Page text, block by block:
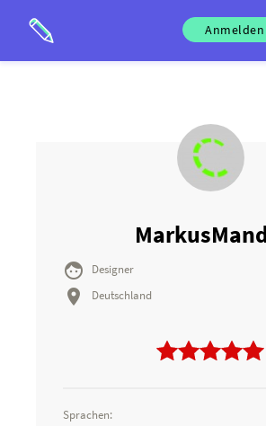
Anmelden
 Designer
 Deutschland
Sprachen: